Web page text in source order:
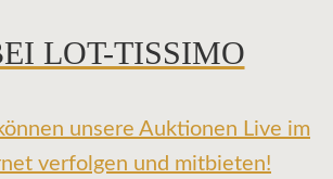
LOT-TISSIMO
unsere Auktionen Live im
verfolgen und mitbieten!